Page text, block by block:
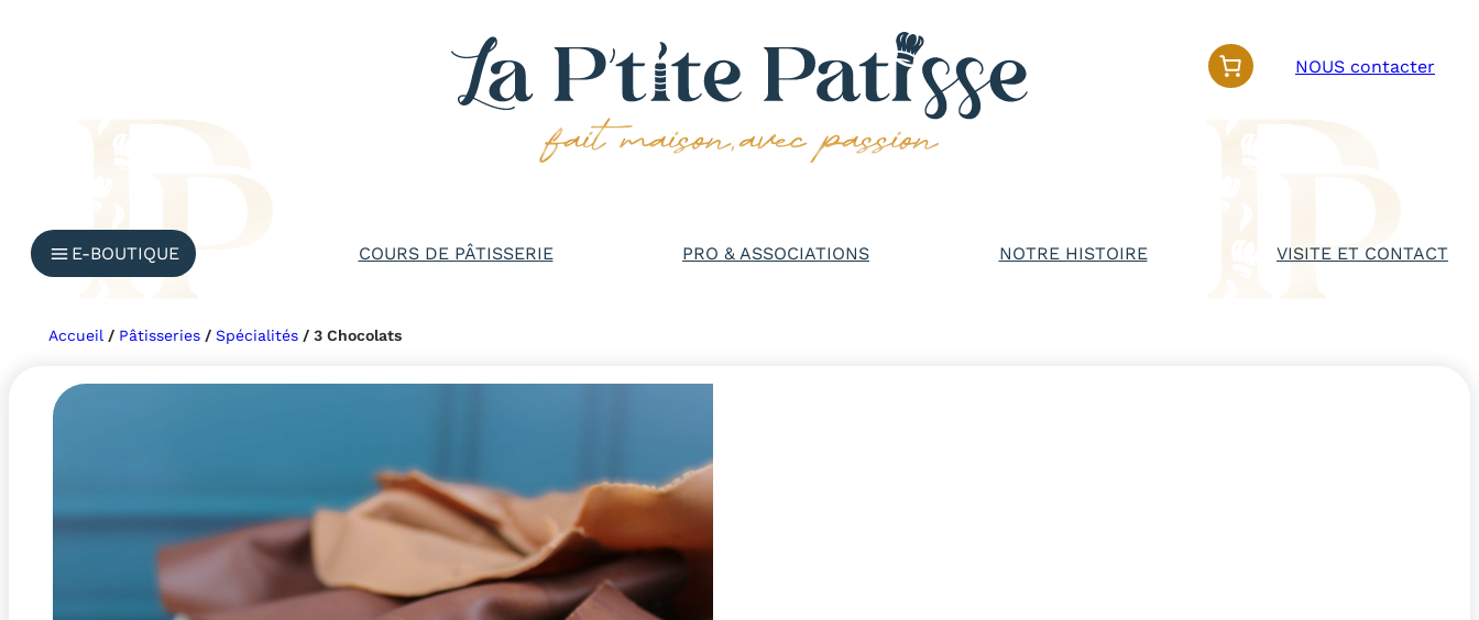
E-BOUTIQUE COURS DE PÂTISSERIE PRO & ASSOCIATIONS NOTRE HISTOIRE VISITE ET CONTACT
NOUS contacter
Accueil / Pâtisseries / Spécialités / 3 Chocolats